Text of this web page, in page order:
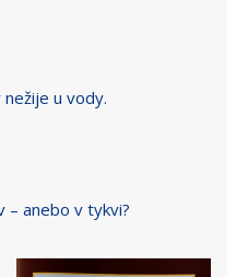
u vody.
anebo v tykvi?